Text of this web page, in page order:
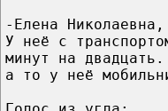
-Елена
У неё с
минут на
а то у неё